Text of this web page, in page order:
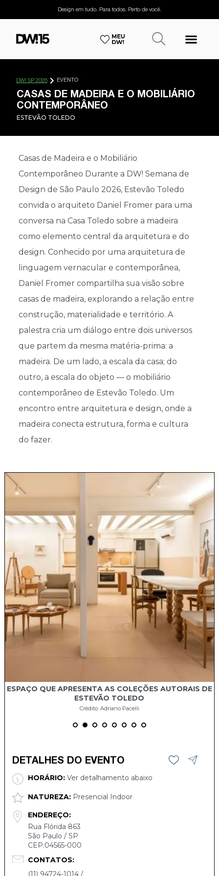
Design em tudo. Para todos. Perto de você.
DW! SP 2026 EVENTO
CASAS DE MADEIRA E O MOBILIÁRIO
CONTEMPORÂNEO
ESTEVÃO TOLEDO
Casas de Madeira e o Mobiliário
Contemporâneo Durante a DW! Semana de
Design de São Paulo 2026, Estevão Toledo
convida o arquiteto Daniel Fromer para uma
conversa na Casa Toledo sobre a madeira
como elemento central da arquitetura e do
design. Conhecido por uma arquitetura de
linguagem vernacular e contemporânea,
Daniel Fromer compartilha sua visão sobre
casas de madeira, explorando a relação entre
construção, materialidade e território. A
palestra cria um diálogo entre dois universos
que partem da mesma matéria-prima: a
madeira. De um lado, a escala da casa; do
outro, a escala do objeto — o mobiliário
contemporâneo de Estevão Toledo. Um
encontro entre arquitetura e design, onde a
madeira conecta estrutura, forma e cultura
do fazer.
ESPAÇO QUE APRESENTA AS COLEÇÕES AUTORAIS DE
ESTEVÃO TOLEDO
Crédito: Adriano Pacelli
DETALHES DO EVENTO
HORÁRIO:Ver detalhamento abaixo
NATUREZA:Presencial Indoor
ENDEREÇO:
Rua Flórida 863
São Paulo / SP
CEP:04565-000
CONTATOS:
(11) 94724-1014 /